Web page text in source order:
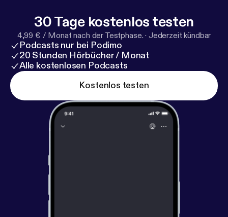
30 Tage kostenlos testen
4,99 € / Monat nach der Testphase. · Jederzeit kündbar
Podcasts nur bei Podimo
20 Stunden Hörbücher / Monat
Alle kostenlosen Podcasts
Kostenlos testen